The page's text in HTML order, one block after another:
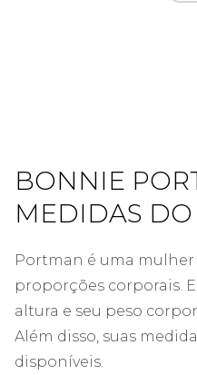
BONNIE
MEDIDAS DO
Portman é uma
proporções corporais.
altura e seu peso
Além disso, suas
disponíveis.